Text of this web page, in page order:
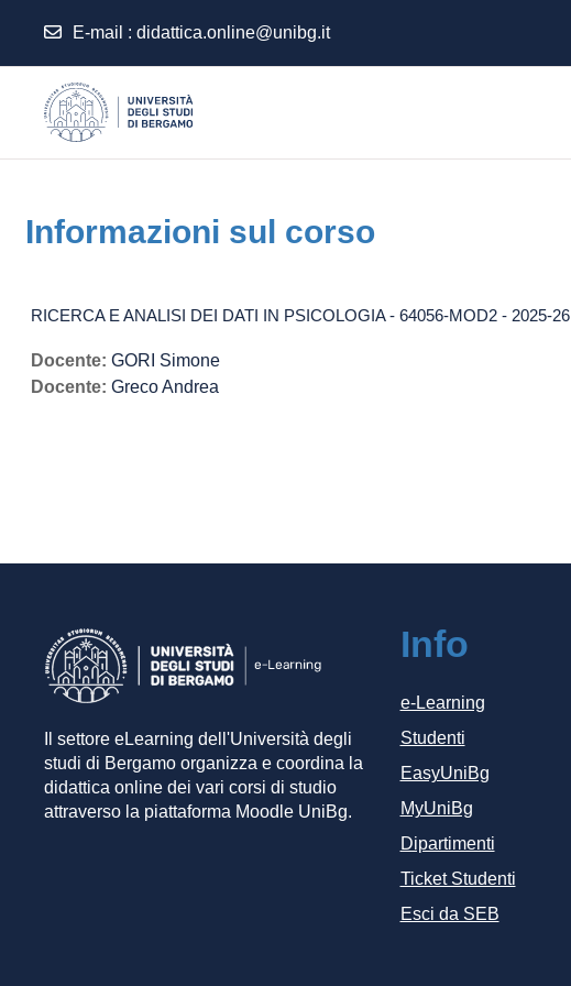
E-mail : didattica.online@unibg.it
Informazioni sul corso
RICERCA E ANALISI DEI DATI IN PSICOLOGIA - 64056-MOD2 - 2025-26
Docente: GORI Simone
Docente: Greco Andrea
Il settore eLearning dell'Università degli
studi di Bergamo organizza e coordina la
didattica online dei vari corsi di studio
attraverso la piattaforma Moodle UniBg.
Info
e-Learning
Studenti
EasyUniBg
MyUniBg
Dipartimenti
Ticket Studenti
Esci da SEB